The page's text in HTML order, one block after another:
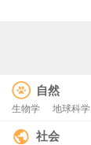
自然
生物学 地球科学
社会